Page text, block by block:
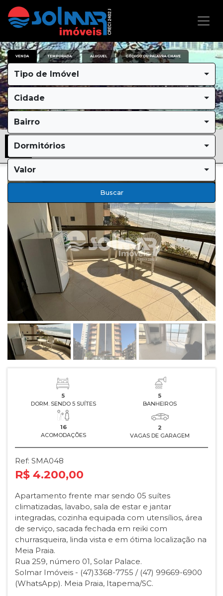
VENDA TEMPORADA ALUGUEL CÓDIGO OU PALAVRA CHAVE
Tipo de Imóvel
Cidade
Bairro
Dormitórios
Valor
Buscar
5
DORM. SENDO 5 SUÍTES
5
BANHEIROS
16
ACOMODAÇÕES
2
VAGAS DE GARAGEM
Ref: SMA048
R$ 4.200,00
Apartamento frente mar sendo 05 suítes
climatizadas, lavabo, sala de estar e jantar
integradas, cozinha equipada com utensílios, área
de serviço, sacada fechada em reiki com
churrasqueira, linda vista e em ótima localização na
Meia Praia.
Rua 259, número 01, Solar Palace.
Solmar Imóveis - (47)3368-7755 / (47) 99669-6900
(WhatsApp). Meia Praia, Itapema/SC.